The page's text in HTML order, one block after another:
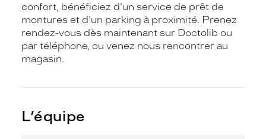
confort, bénéficiez d'un service de prêt de
montures et d'un parking à proximité. Prenez
rendez-vous dès maintenant sur Doctolib ou
par téléphone, ou venez nous rencontrer au
magasin.
L’équipe